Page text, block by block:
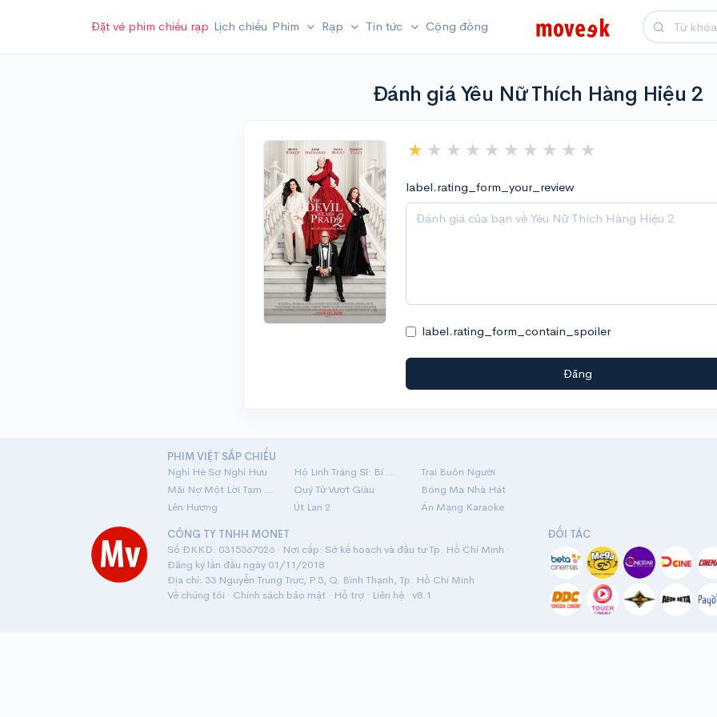
Đặt vé phim chiếu rạp Lịch chiếu Phim Rạp Tin tức Cộng đồng
Đánh giá Yêu Nữ Thích Hàng Hiệu 2
label.rating_form_your_review
label.rating_form_contain_spoiler
Đăng
PHIM VIỆT SẮP CHIẾU
Nghỉ Hè Sợ Nghỉ Hưu
Hộ Linh Tráng Sĩ: Bí Ẩn Mộ Vua Đinh
Trại Buôn Người
Mãi Nợ Một Lời Tạm Biệt
Quý Tử Vượt Giàu
Bóng Ma Nhà Hát
Lên Hương
Út Lan 2
Án Mạng Karaoke
CÔNG TY TNHH MONET
Số ĐKKD: 0315367026 · Nơi cấp: Sở kế hoạch và đầu tư Tp. Hồ Chí Minh ·
Đăng ký lần đầu ngày 01/11/2018
Địa chỉ: 33 Nguyễn Trung Trực, P.5, Q. Bình Thạnh, Tp. Hồ Chí Minh
Về chúng tôi · Chính sách bảo mật· Hỗ trợ· Liên hệ· v8.1
ĐỐI TÁC